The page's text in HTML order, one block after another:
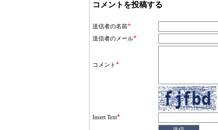
コメントを投稿する
送信者の名前*
送信者のメール*
コメント *
Insert Text*